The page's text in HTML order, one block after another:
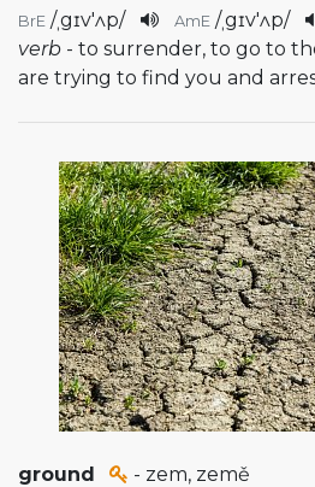
BrE /ˌgɪv'ʌp/ AmE /ˌgɪv'ʌp/
verb - to surrender, to go to
are trying to find you and
ground - zem, země